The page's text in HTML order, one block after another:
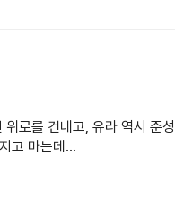
로를 건네고, 유라 역시 준
고 마는데...